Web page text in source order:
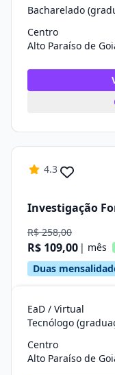
Bacharelado
Centro
Alto Paraíso de
4.3
Investigação
R$ 258,00
R$ 109,00 | mês
Duas
EaD / Virtual
Tecnólogo
Centro
Alto Paraíso de